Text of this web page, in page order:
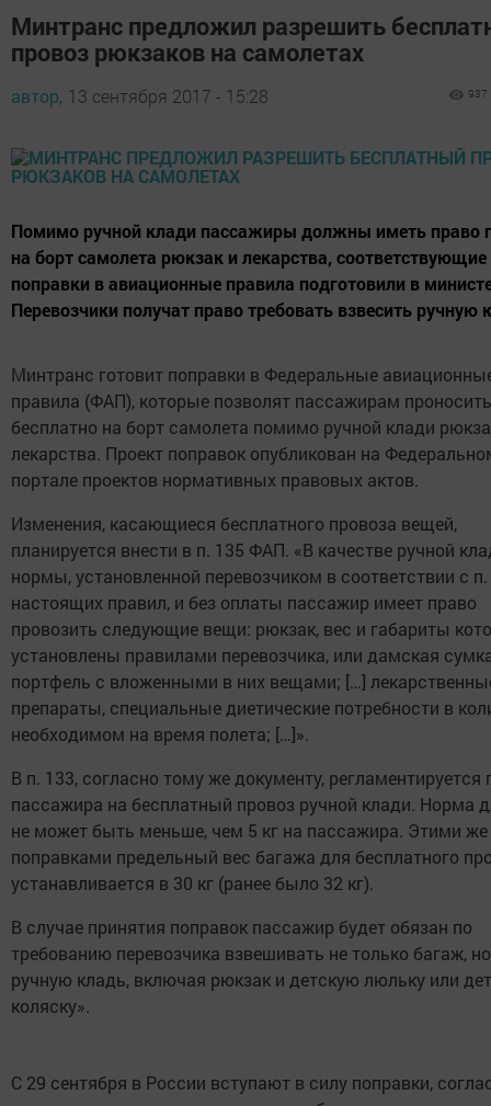
Минтранс предложил разрешить
провоз рюкзаков на самолетах
автор, 13 сентября 2017 - 15:28 937
Помимо ручной клади пассажиры должны иметь право
на борт самолета рюкзак и лекарства, соответствующие
поправки в авиационные правила подготовили в
Перевозчики получат право требовать взвесить ручную
Минтранс готовит поправки в Федеральные
правила (ФАП), которые позволят пассажирам проносить
бесплатно на борт самолета помимо ручной клади
лекарства. Проект поправок опубликован на
портале проектов нормативных правовых актов.
Изменения, касающиеся бесплатного провоза вещей,
планируется внести в п. 135 ФАП. «В качестве ручной
нормы, установленной перевозчиком в соответствии с
настоящих правил, и без оплаты пассажир имеет право
провозить следующие вещи: рюкзак, вес и габариты
установлены правилами перевозчика, или дамская
портфель с вложенными в них вещами; […]
препараты, специальные диетические потребности в
необходимом на время полета; […]».
В п. 133, согласно тому же документу, регламентируется
пассажира на бесплатный провоз ручной клади. Норма
не может быть меньше, чем 5 кг на пассажира. Этими же
поправками предельный вес багажа для бесплатного
устанавливается в 30 кг (ранее было 32 кг).
В случае принятия поправок пассажир будет обязан по
требованию перевозчика взвешивать не только багаж,
ручную кладь, включая рюкзак и детскую люльку или
коляску».
С 29 сентября в России вступают в силу поправки,